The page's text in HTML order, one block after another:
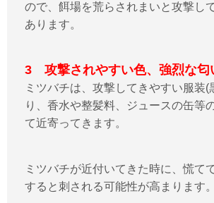
ので、餌場を荒らされまいと攻撃し
あります。
3 攻撃されやすい色、強烈な匂
ミツバチは、攻撃してきやすい服装(
り、香水や整髪料、ジュースの缶等
て近寄ってきます。
ミツバチが近付いてきた時に、慌て
すると刺される可能性が高まります。